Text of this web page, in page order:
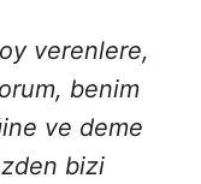
verenlere,
benim
ve deme
bizi